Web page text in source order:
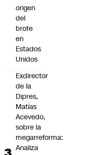
origen
del
brote
en
Estados
Unidos
Exdirector
de la
Dipres,
Matías
Acevedo,
sobre la
megarreforma:
Analiza